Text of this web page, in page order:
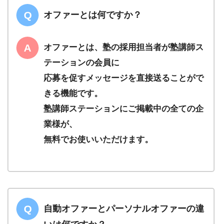
オファーとは何ですか？
オファーとは、塾の採用担当者が塾講師ス
テーションの会員に
応募を促すメッセージを直接送ることがで
きる機能です。
塾講師ステーションにご掲載中の全ての企
業様が、
無料でお使いいただけます。
自動オファーとパーソナルオファーの違